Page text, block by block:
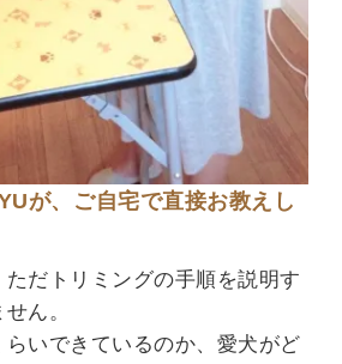
が、ご自宅で直接お教えし
ただトリミングの手順を説明す
ん。
いできているのか、愛犬がど